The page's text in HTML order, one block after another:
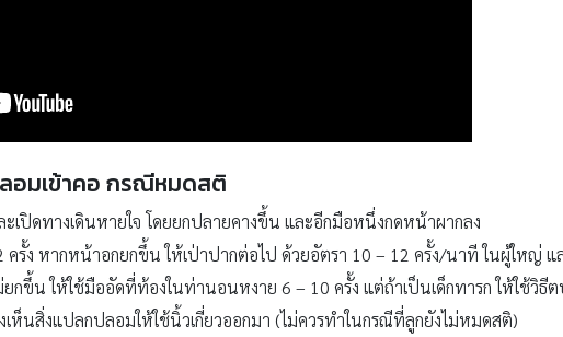
อมเข้าคอ กรณีหมดสติ
ปิดทางเดินหายใจ โดยยกปลายคางขึ้น และอีกมือหนึ่งกดหน้าผากลง
ครั้ง หากหน้าอกยกขึ้น ให้เป่าปากต่อไป ด้วยอัตรา 10 – 12 ครั้ง/นาที ในผู้ใหญ่ แ
กขึ้น ให้ใช้มืออัดที่ท้องในท่านอนหงาย 6 – 10 ครั้ง แต่ถ้าเป็นเด็กทารก ให้ใช้วิธี
เห็นสิ่งแปลกปลอมให้ใช้นิ้วเกี่ยวออกมา (ไม่ควรทำในกรณีที่ลูกยังไม่หมดสติ)